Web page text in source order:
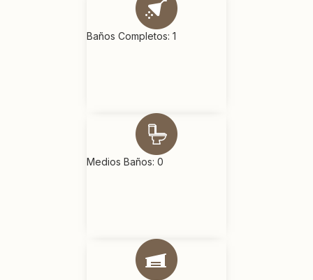
Baños Completos: 1
Medios Baños: 0